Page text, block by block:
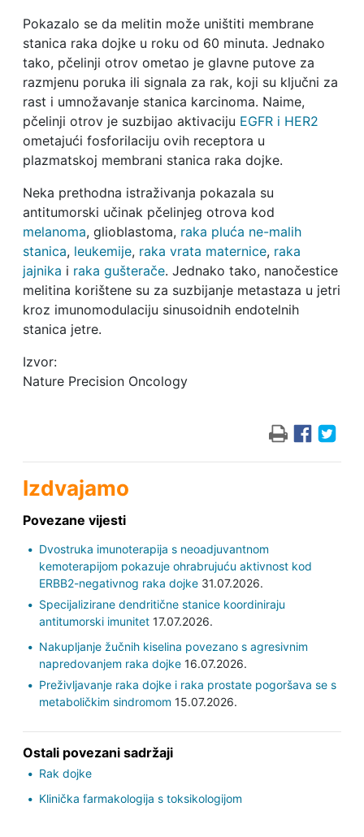
Pokazalo se da melitin može uništiti membrane
stanica raka dojke u roku od 60 minuta. Jednako
tako, pčelinji otrov ometao je glavne putove za
razmjenu poruka ili signala za rak, koji su ključni za
rast i umnožavanje stanica karcinoma. Naime,
pčelinji otrov je suzbijao aktivaciju EGFR i HER2
ometajući fosforilaciju ovih receptora u
plazmatskoj membrani stanica raka dojke.
Neka prethodna istraživanja pokazala su
antitumorski učinak pčelinjeg otrova kod
melanoma, glioblastoma, raka pluća ne-malih
stanica, leukemije, raka vrata maternice, raka
jajnika i raka gušterače. Jednako tako, nanočestice
melitina korištene su za suzbijanje metastaza u jetri
kroz imunomodulaciju sinusoidnih endotelnih
stanica jetre.
Izvor:
Nature Precision Oncology
Izdvajamo
Povezane vijesti
Dvostruka imunoterapija s neoadjuvantnom
kemoterapijom pokazuje ohrabrujuću aktivnost kod
ERBB2-negativnog raka dojke31.07.2026.
Specijalizirane dendritične stanice koordiniraju
antitumorski imunitet17.07.2026.
Nakupljanje žučnih kiselina povezano s agresivnim
napredovanjem raka dojke16.07.2026.
Preživljavanje raka dojke i raka prostate pogoršava se s
metaboličkim sindromom 15.07.2026.
Ostali povezani sadržaji
Rak dojke
Klinička farmakologija s toksikologijom